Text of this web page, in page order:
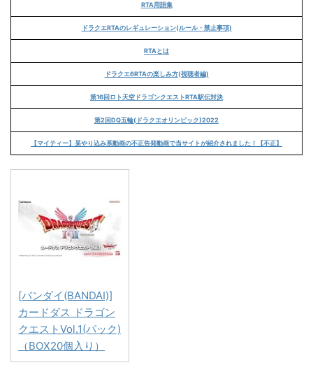
RTA用語集
ドラクエRTAのレギュレーション(ルール・禁止事項)
RTAとは
ドラクエ6RTAの楽しみ方(視聴者編)
第16回ロト天空ドラゴンクエストRTA駅伝対決
第2回DQ五輪(ドラクエオリンピック)2022
【マイティー】某やり込み系動画の不正告発動画で当サイトが紹介されました！【不正】
[バンダイ(BANDAI)]
カードダス ドラゴン
クエストVol.1(パック)
（BOX20個入り）